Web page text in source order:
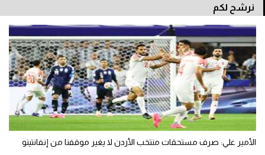
نرشح لكم
الأمير علي: صرف مستحقات منتخب الأردن لا يغير موقفنا من إنفانتينو